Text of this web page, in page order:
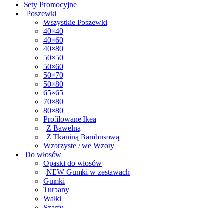
Sety Promocyjne
Poszewki
Wszystkie Poszewki
40×40
40×60
40×80
50×50
50×60
50×70
50×80
65×65
70×80
80×80
Profilowane Ikea
Z Bawełną
Z Tkaniną Bambusową
Wzorzyste / we Wzory
Do włosów
Opaski do włosów
NEW Gumki w zestawach
Gumki
Turbany
Wałki